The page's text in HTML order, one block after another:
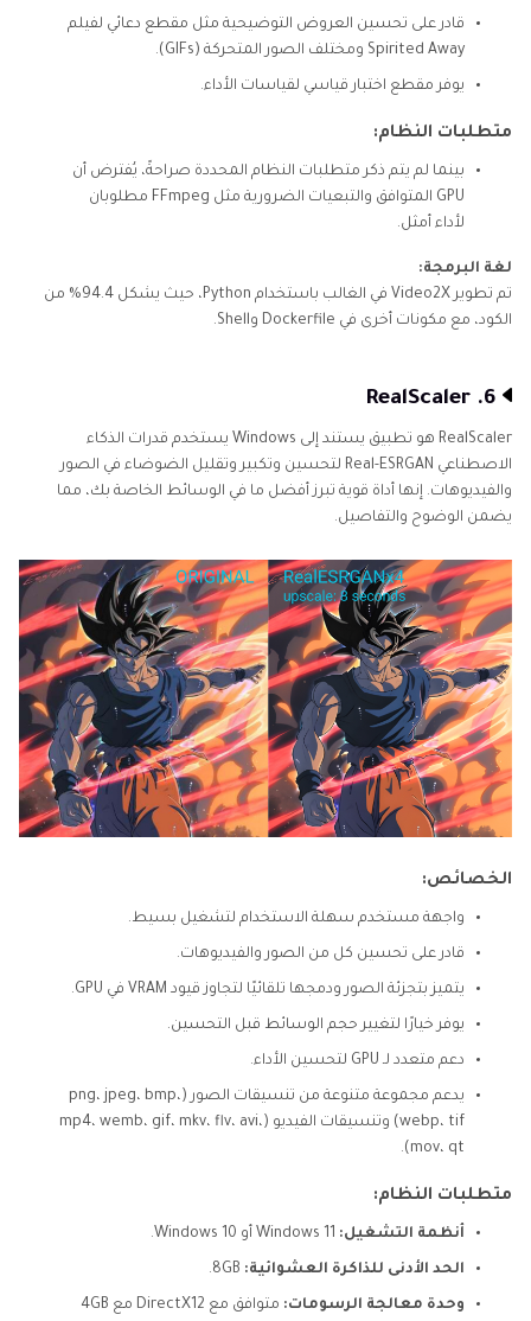
قادر على تحسين العروض التوضيحية مثل مقطع دعائي لفيلم
Spirited Away ومختلف الصور المتحركة (GIFs).
يوفر مقطع اختبار قياسي لقياسات الأداء.
متطلبات النظام:
بينما لم يتم ذكر متطلبات النظام المحددة صراحةً، يُفترض أن
GPU المتوافق والتبعيات الضرورية مثل FFmpeg مطلوبان
لأداء أمثل.
لغة البرمجة:
تم تطوير Video2X في الغالب باستخدام Python، حيث يشكل 94.4% من
الكود، مع مكونات أخرى في Dockerfile وShell.
6. RealScaler
RealScaler هو تطبيق يستند إلى Windows يستخدم قدرات الذكاء
الاصطناعي Real-ESRGAN لتحسين وتكبير وتقليل الضوضاء في الصور
والفيديوهات. إنها أداة قوية تبرز أفضل ما في الوسائط الخاصة بك، مما
يضمن الوضوح والتفاصيل.
الخصائص:
واجهة مستخدم سهلة الاستخدام لتشغيل بسيط.
قادر على تحسين كل من الصور والفيديوهات.
يتميز بتجزئة الصور ودمجها تلقائيًا لتجاوز قيود VRAM في GPU.
يوفر خيارًا لتغيير حجم الوسائط قبل التحسين.
دعم متعدد لـ GPU لتحسين الأداء.
يدعم مجموعة متنوعة من تنسيقات الصور (png، jpeg، bmp،
webp، tif) وتنسيقات الفيديو (mp4، wemb، gif، mkv، flv، avi،
mov، qt).
متطلبات النظام:
أنظمة التشغيل:
الحد الأدنى للذاكرة العشوائية:
وحدة معالجة الرسومات: متوافق مع DirectX12 مع 4GB